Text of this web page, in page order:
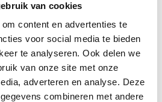
van cookies
content en advertenties te
voor social media te bieden
te analyseren. Ook delen we
van onze site met onze
adverteren en analyse. Deze
combineren met andere
€ 60 in België en Nederland.*
voor tuinliefhebbers
in Wilnis bij ons op!